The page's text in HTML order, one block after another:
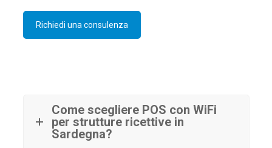
Richiedi una consulenza
Come scegliere POS con WiFi
per strutture ricettive in
Sardegna?